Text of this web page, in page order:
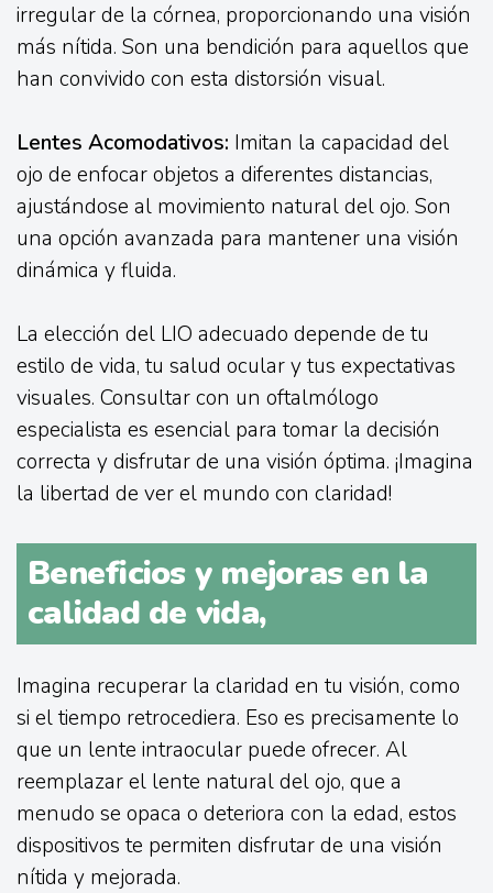
irregular de la córnea, proporcionando una visión
más nítida. Son una bendición para aquellos que
han convivido con esta distorsión visual.
Lentes Acomodativos: Imitan la capacidad del
ojo de enfocar objetos a diferentes distancias,
ajustándose al movimiento natural del ojo. Son
una opción avanzada para mantener una visión
dinámica y fluida.
La elección del LIO adecuado depende de tu
estilo de vida, tu salud ocular y tus expectativas
visuales. Consultar con un oftalmólogo
especialista es esencial para tomar la decisión
correcta y disfrutar de una visión óptima. ¡Imagina
la libertad de ver el mundo con claridad!
Beneficios y mejoras en la
calidad de vida,
Imagina recuperar la claridad en tu visión, como
si el tiempo retrocediera. Eso es precisamente lo
que un lente intraocular puede ofrecer. Al
reemplazar el lente natural del ojo, que a
menudo se opaca o deteriora con la edad, estos
dispositivos te permiten disfrutar de una visión
nítida y mejorada.